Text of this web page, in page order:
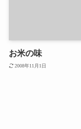
お米の味
2008年11月1日